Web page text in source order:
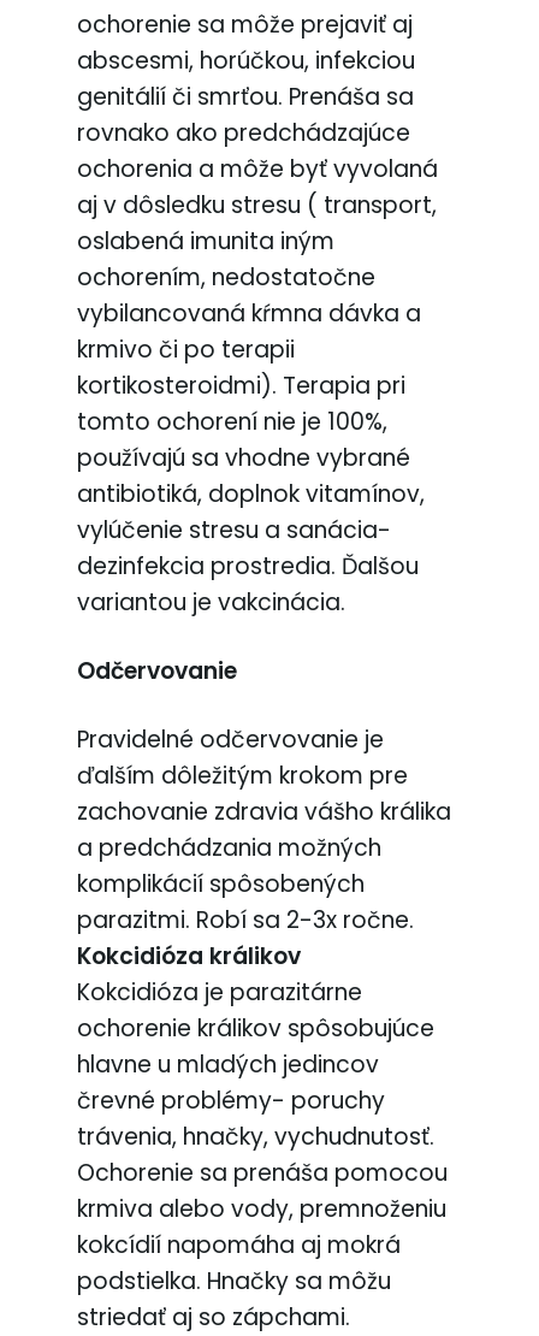
ochorenie sa môže prejaviť aj
abscesmi, horúčkou, infekciou
genitálií či smrťou. Prenáša sa
rovnako ako predchádzajúce
ochorenia a môže byť vyvolaná
aj v dôsledku stresu ( transport,
oslabená imunita iným
ochorením, nedostatočne
vybilancovaná kŕmna dávka a
krmivo či po terapii
kortikosteroidmi). Terapia pri
tomto ochorení nie je 100%,
používajú sa vhodne vybrané
antibiotiká, doplnok vitamínov,
vylúčenie stresu a sanácia-
dezinfekcia prostredia. Ďalšou
variantou je vakcinácia.
Odčervovanie
Pravidelné odčervovanie je
ďalším dôležitým krokom pre
zachovanie zdravia vášho králika
a predchádzania možných
komplikácií spôsobených
parazitmi. Robí sa 2-3x ročne.
Kokcidióza králikov
Kokcidióza je parazitárne
ochorenie králikov spôsobujúce
hlavne u mladých jedincov
črevné problémy- poruchy
trávenia, hnačky, vychudnutosť.
Ochorenie sa prenáša pomocou
krmiva alebo vody, premnoženiu
kokcídií napomáha aj mokrá
podstielka. Hnačky sa môžu
striedať aj so zápchami.